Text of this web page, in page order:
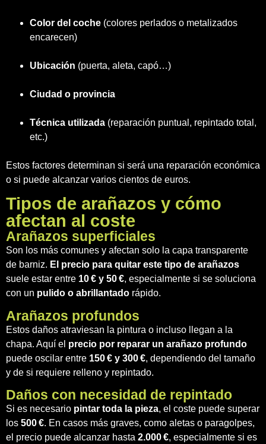
Color del coche (colores perlados o metalizados
encarecen)
Ubicación (puerta, aleta, capó…)
Ciudad o provincia
Técnica utilizada (reparación puntual, repintado total,
etc.)
Estos factores determinan si será una reparación económica
o si puede alcanzar varios cientos de euros.
Tipos de arañazos y cómo
afectan al coste
Arañazos superficiales
Son los más comunes y afectan solo la capa transparente
de barniz. El precio para quitar este tipo de arañazos
suele estar entre 10 € y 50 €, especialmente si se soluciona
con un pulido o abrillantado rápido.
Arañazos profundos
Estos daños atraviesan la pintura o incluso llegan a la
chapa. Aquí el precio por reparar un arañazo profundo
puede oscilar entre 150 € y 300 €, dependiendo del tamaño
y de si requiere relleno y repintado.
Daños con necesidad de repintado
Si es necesario pintar toda la pieza, el coste puede superar
los 500 €. En casos más graves, como aletas o paragolpes,
el precio puede alcanzar hasta 2.000 €, especialmente si es